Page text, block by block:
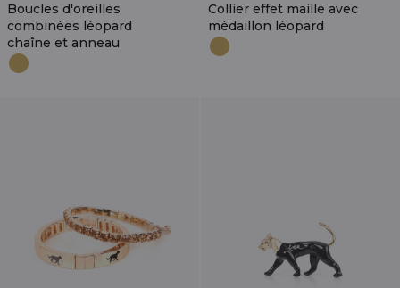
Boucles d'oreilles
combinées léopard
chaîne et anneau
Collier effet maille avec
médaillon léopard